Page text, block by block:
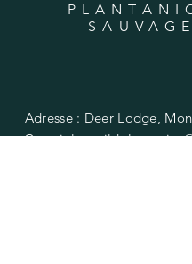
SAUVAGE
Adresse : Deer Lodge,
Courriel :